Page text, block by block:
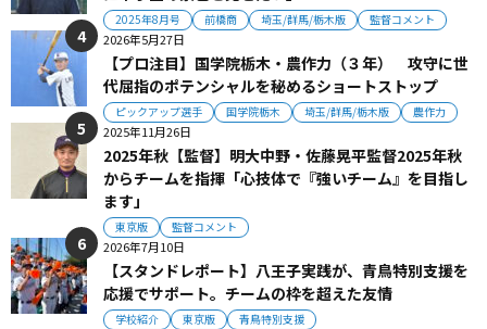
2025年8月号 前橋商 埼玉/群馬/栃木版 監督コメント
2026年5月27日
【プロ注目】国学院栃木・農作力（３年） 攻守に世
代屈指のポテンシャルを秘めるショートストップ
ピックアップ選手 国学院栃木 埼玉/群馬/栃木版 農作力
2025年11月26日
2025年秋【監督】明大中野・佐藤晃平監督2025年秋
からチームを指揮「心技体で『強いチーム』を目指し
ます」
東京版 監督コメント
2026年7月10日
【スタンドレポート】八王子実践が、青鳥特別支援を
応援でサポート。チームの枠を超えた友情
学校紹介 東京版 青鳥特別支援